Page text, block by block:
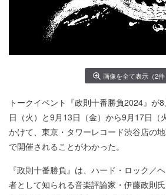
画像を全て表示（2件
トークイベント『政則十番勝負2024』が
日（火）と9月13日（金）から9月17日（
かけて、東京・タワーレコード渋谷店の
で開催されることがわかった。
『政則十番勝負』は、ハード・ロック／
者として知られる音楽評論家・伊藤政則